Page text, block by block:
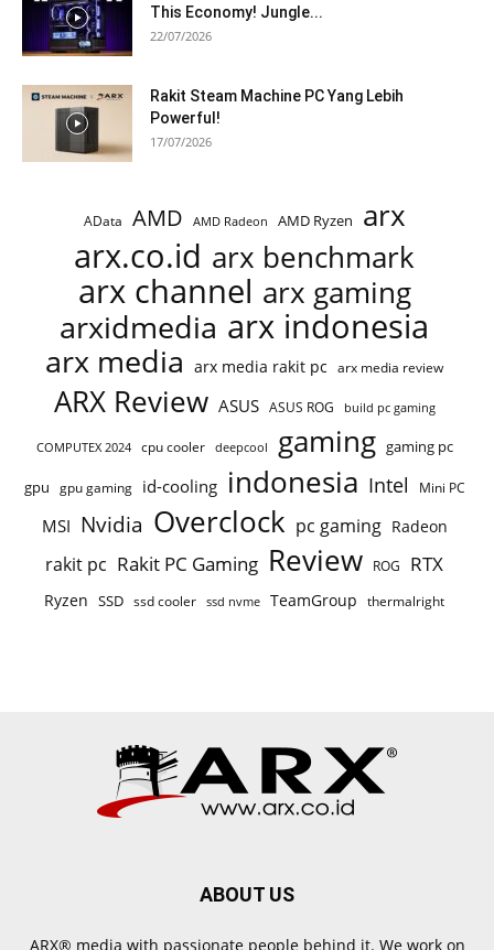
This Economy! Jungle...
22/07/2026
Rakit Steam Machine PC Yang Lebih
Powerful!
17/07/2026
AData AMD AMD Radeon AMD Ryzen arx
arx.co.id arx benchmark
arx channel arx gaming
arxidmedia arx indonesia
arx media arx media rakit pc arx media review
ARX Review ASUS ASUS ROG build pc gaming
COMPUTEX 2024 cpu cooler deepcool gaming gaming pc
gpu gpu gaming id-cooling indonesia Intel Mini PC
MSI Nvidia Overclock pc gaming Radeon
rakit pc Rakit PC Gaming Review ROG RTX
Ryzen SSD ssd cooler ssd nvme TeamGroup thermalright
ABOUT US
ARX® media with passionate people behind it. We work on